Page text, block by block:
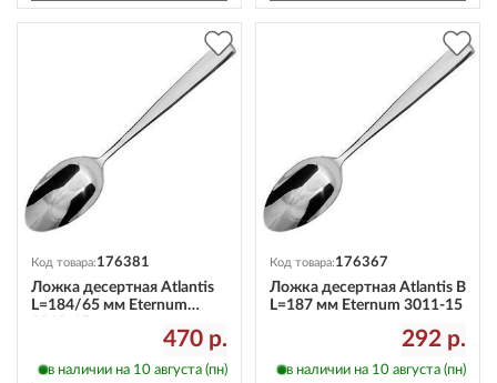
Код товара:176381
Ложка десертная Atlantis
L=184/65 мм Eternum
470 р.
в наличии на 10 августа (пн)
Код товара:176367
Ложка десертная Atlantis B
L=187 мм Eternum 3011-15
292 р.
в наличии на 10 августа (пн)